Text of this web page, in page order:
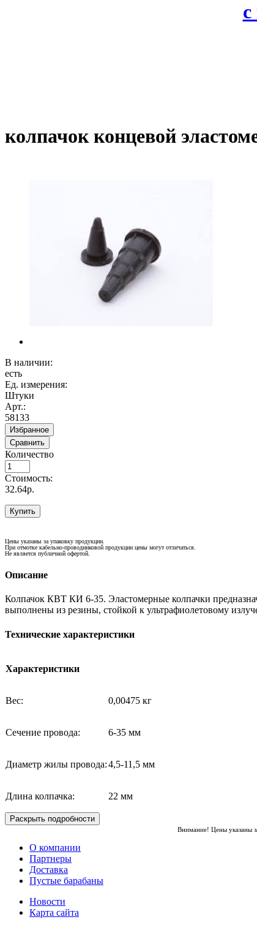
колпачок концевой
В наличии:
есть
Ед. измерения:
Штуки
Арт.:
58133
Избранное
Сравнить
Количество
Стоимость:
32.64р.
Купить
Цены указаны за упаковку продукции.
При отмотке кабельно-проводниковой продукции цены могут отличаться.
Не является публичной офертой.
Описание
Колпачок КВТ КИ 6-35. Эластомерные колпачки
выполнены из резины, стойкой к ультрафиолетовому
Технические характеристики
Характеристики
Вес: 0,00475 кг
Сечение провода: 6-35 мм
Диаметр жилы провода:4,5-11,5 мм
Длина колпачка: 22 мм
Раскрыть подробности
Внимание! Цены указаны
О компании
Партнеры
Доставка
Пустые барабаны
Новости
Карта сайта